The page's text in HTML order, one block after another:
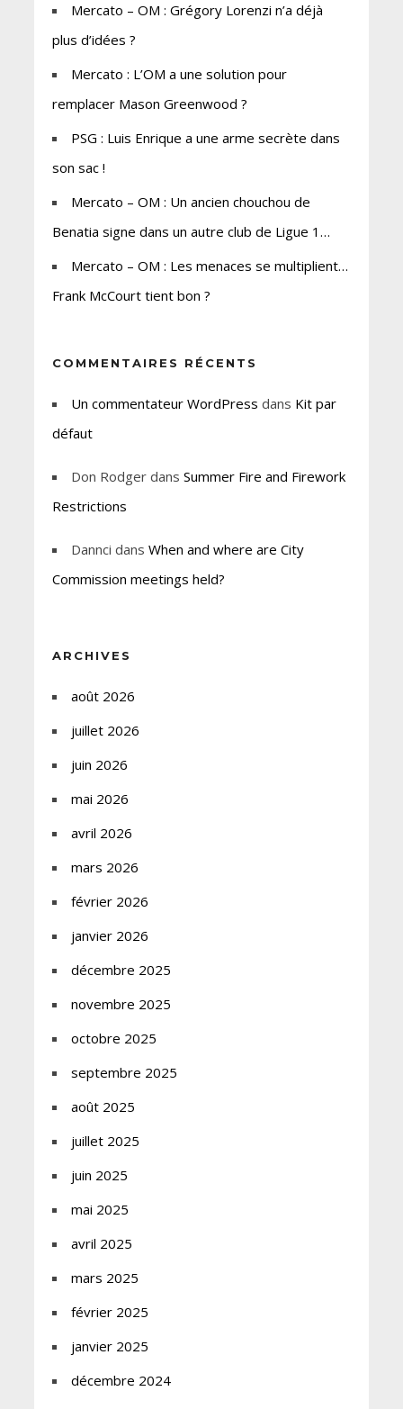
Mercato – OM : Grégory Lorenzi n’a déjà
plus d’idées ?
Mercato : L’OM a une solution pour
remplacer Mason Greenwood ?
PSG : Luis Enrique a une arme secrète dans
son sac !
Mercato – OM : Un ancien chouchou de
Benatia signe dans un autre club de Ligue 1…
Mercato – OM : Les menaces se multiplient…
Frank McCourt tient bon ?
COMMENTAIRES RÉCENTS
Un commentateur WordPress dans Kit par
défaut
Don Rodgerdans Summer Fire and Firework
Restrictions
Dannci dans When and where are City
Commission meetings held?
ARCHIVES
août 2026
juillet 2026
juin 2026
mai 2026
avril 2026
mars 2026
février 2026
janvier 2026
décembre 2025
novembre 2025
octobre 2025
septembre 2025
août 2025
juillet 2025
juin 2025
mai 2025
avril 2025
mars 2025
février 2025
janvier 2025
décembre 2024